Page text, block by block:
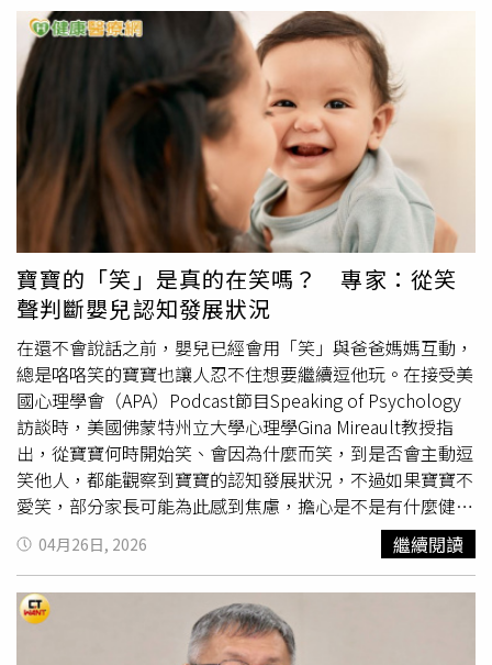
（Agnė Vaiciukevičiūtė）。當時她以官方身分訪問台灣後，
中國除對其實施制裁外，也暫停與其所屬部會的一切合作。
與此同時，圍繞「黃岩島」（我稱為「民主礁」、 菲律賓
稱為「班拿獨淺灘」）的緊張局勢也再度升溫。黃岩島位於
菲律賓專屬經濟區內，但目前由中國控制，兩國均宣稱擁有
該環礁的主權。北京也批評菲律賓與其夥伴國家進行軍事演
習，包括美國、澳洲以及日本，認為這些演習加劇了區域緊
張與不穩定。而在今年4月20日至5月8日舉行的「肩並肩聯
合軍演」（Balikatan Exercise）中，日本對其參與方式作
出歷史性調整，從過去的觀察員角色升級為正式參與者，還
派遣了1,400名自衛隊官兵參加演習。日本在年度聯合軍演
中的角色提升，引發了北京的不滿，中國對東京在印太地區
日益擴大的軍事野心也愈發警惕。
王國遊樂園腹地約22500平方公尺、堪比三座足球場大小。
麋先生接連激唱7首歌後，終於停下來和歌迷說話，主唱聖
皓激動分享：「這個大馬戲團從一開始其實只是個玩笑話，
一直到今天有這麼多人來到現場，我們在一個沒有人開過演
唱會的場地，真的蓋了一座馬戲帳篷、站在台上唱歌，很想
跟大家說謝謝！不管是台上台下的大家，我們都是寫下這段
歷史第一頁的人，接下來還有很多天要寫，我們大家就努力
的一筆一劃把它寫好。」以諾則興奮分享：「這次帶著新的
歌單、新的夥伴，回到心愛的高雄！我要特別感謝我的太
太，因為我今年多了一個新的身份－成為新手爸爸，當我在
外面演出工作的時候，她都要獨自照顧小孩，非常辛苦。」
逸凡更是在現場大爆料，直喊自己也多了一個新身份，隨後
笑著解釋：「我也是在馬戲團裡面演出過的人。」驚喜發言
嚇壞眾人，讓聖皓也忍不住說：「我真的被你嚇到，搶版面
搶成這樣！」
寶寶的「笑」是真的在笑嗎？ 專家：從笑
聲判斷嬰兒認知發展狀況
在還不會說話之前，嬰兒已經會用「笑」與爸爸媽媽互動，
總是咯咯笑的寶寶也讓人忍不住想要繼續逗他玩。在接受美
國心理學會（APA）Podcast節目Speaking of Psychology
訪談時，美國佛蒙特州立大學心理學Gina Mireault教授指
出，從寶寶何時開始笑、會因為什麼而笑，到是否會主動逗
笑他人，都能觀察到寶寶的認知發展狀況，不過如果寶寶不
愛笑，部分家長可能為此感到焦慮，擔心是不是有什麼健康
問題，對此她也為家長提供判斷的方式。寶寶何時開始學會
笑？專家：有意識的笑從這時機開始Mireault教授說明，胎
兒其實在子宮內就會「微笑」，新生兒也常在睡眠或各種刺
激下露出笑容，但都屬於無意識、不受控制的反射動作。約
在6週左右，嬰兒開始出現有意識的微笑，會對特定對象產
04月26日, 2026 繼續閱讀